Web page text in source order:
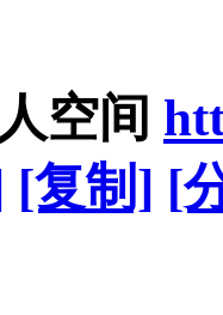
空间
[复制] [